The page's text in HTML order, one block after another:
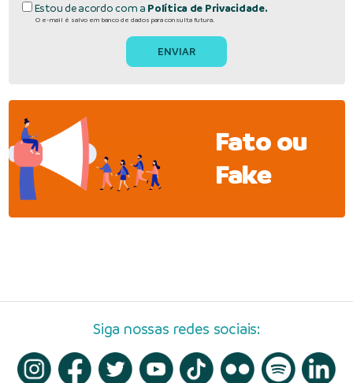
Estou de acordo com a Política de Privacidade.
O e-mail é salvo em banco de dados para consulta futura.
Fato ou
Fake
Siga nossas redes sociais: